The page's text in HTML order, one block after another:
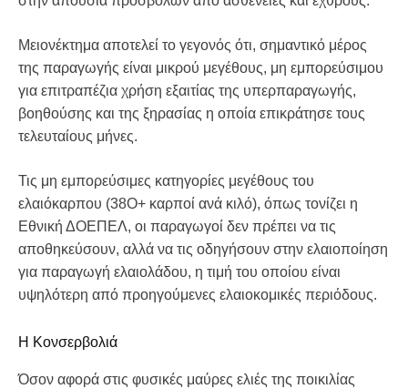
Μειονέκτημα αποτελεί το γεγονός ότι, σημαντικό μέρος
της παραγωγής είναι μικρού μεγέθους, μη εμπορεύσιμου
για επιτραπέζια χρήση εξαιτίας της υπερπαραγωγής,
βοηθούσης και της ξηρασίας η οποία επικράτησε τους
τελευταίους μήνες.
Τις μη εμπορεύσιμες κατηγορίες μεγέθους του
ελαιόκαρπου (38Ο+ καρποί ανά κιλό), όπως τονίζει η
Εθνική ΔΟΕΠΕΛ, οι παραγωγοί δεν πρέπει να τις
αποθηκεύσουν, αλλά να τις οδηγήσουν στην ελαιοποίηση
για παραγωγή ελαιολάδου, η τιμή του οποίου είναι
υψηλότερη από προηγούμενες ελαιοκομικές περιόδους.
Η Κονσερβολιά
Όσον αφορά στις φυσικές μαύρες ελιές της ποικιλίας